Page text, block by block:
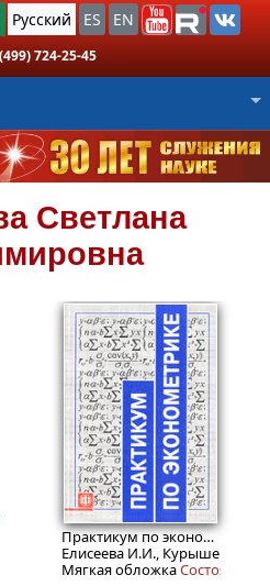
Русский ES EN
724-25-45
Светлана
Нерадовская Ю.В.
999 ₽
Практикум по эконометрике
Елисеева И.И., Курышева
Мягкая обложкаСостояние: